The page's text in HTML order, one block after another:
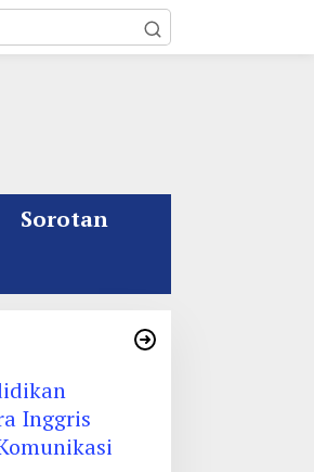
Sorotan